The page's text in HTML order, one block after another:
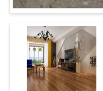
Lantai